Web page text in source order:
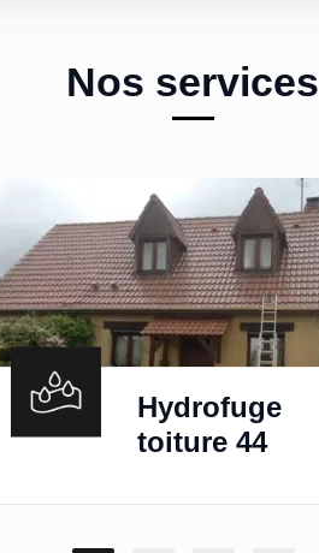
Nos services
Hydrofuge
toiture 44